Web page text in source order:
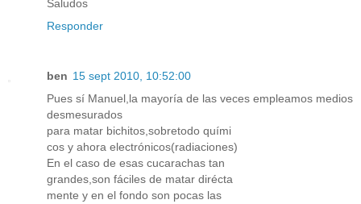
Saludos
Responder
ben 15 sept 2010, 10:52:00
Pues sí Manuel,la mayoría de las veces empleamos medios
desmesurados
para matar bichitos,sobretodo quími
cos y ahora electrónicos(radiaciones)
En el caso de esas cucarachas tan
grandes,son fáciles de matar dirécta
mente y en el fondo son pocas las